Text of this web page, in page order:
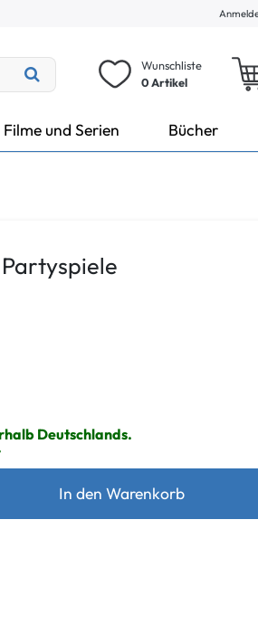
Wunschliste
0 Artikel
Filme und Serien Bücher
Deutschlands.
In den Warenkorb